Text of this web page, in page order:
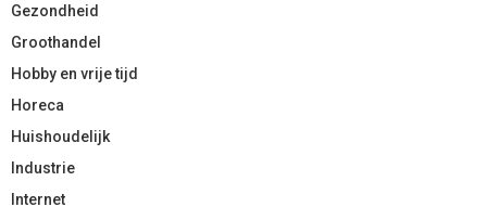
Gezondheid
Groothandel
Hobby en vrije tijd
Horeca
Huishoudelijk
Industrie
Internet